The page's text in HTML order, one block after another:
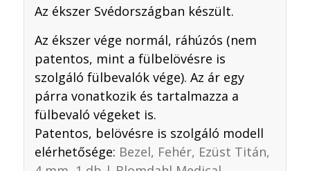
Az ékszer Svédországban készült.
Az ékszer vége normál, ráhúzós (nem
patentos, mint a fülbelövésre is
szolgáló fülbevalók vége). Az ár egy
párra vonatkozik és tartalmazza a
fülbevaló végeket is.
Patentos, belövésre is szolgáló modell
elérhetősége: Bezel, Fehér, Ezüst Titán,